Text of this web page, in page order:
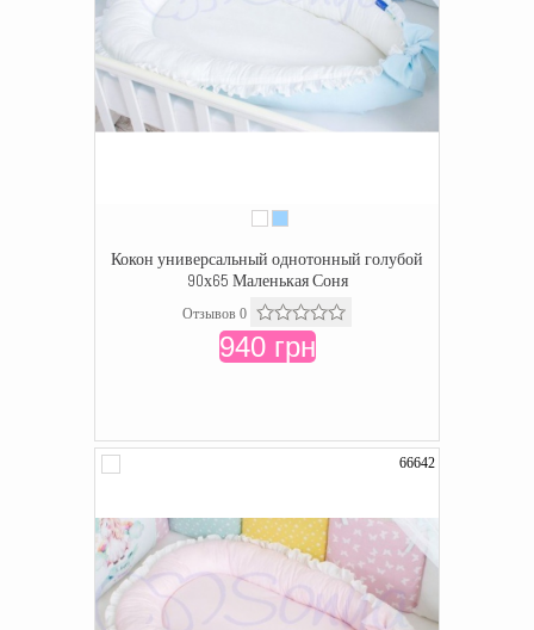
Кокон универсальный однотонный голубой
90х65 Маленькая Соня
Отзывов 0
940 грн
66642